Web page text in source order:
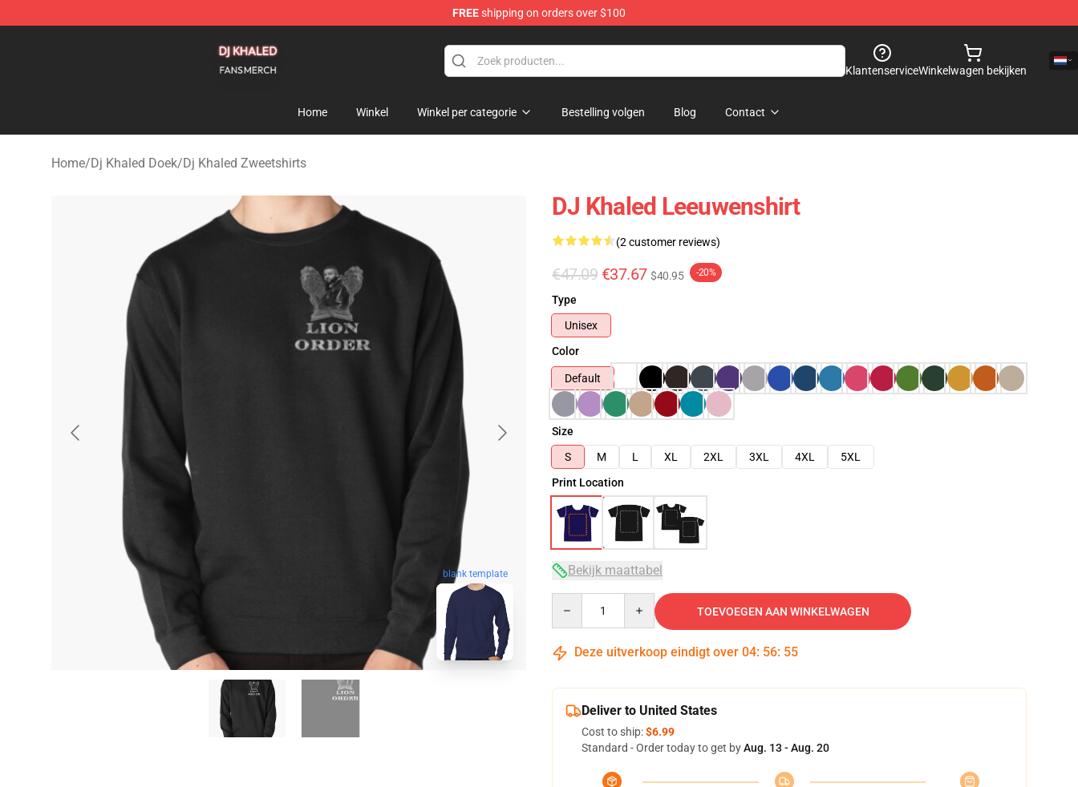
FREEshipping on orders over $100
KlantenserviceWinkelwagen bekijken
Home Winkel Winkel per categorie Bestelling volgen Blog Contact
Home/Dj Khaled Doek/Dj Khaled Zweetshirts
blank template
DJ Khaled Leeuwenshirt
(2 customer reviews)
€47.09 €37.67 $40.95 -20%
Type
Unisex
Color
Default
Size
S
M L XL 2XL 3XL 4XL
5XL
Print Location
Bekijk maattabel
TOEVOEGEN AAN WINKELWAGEN
Deze uitverkoop eindigt over 04: 56: 54
Deliver to United States
Cost to ship:$6.99
Standard - Order today to get byAug. 13 - Aug. 20